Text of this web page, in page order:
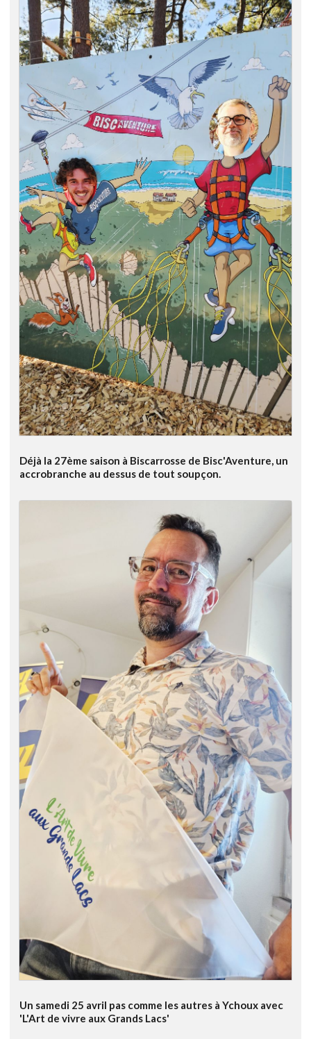
Déjà la 27ème saison à Biscarrosse de Bisc'Aventure, un
accrobranche au dessus de tout soupçon.
Un samedi 25 avril pas comme les autres à Ychoux avec
'L'Art de vivre aux Grands Lacs'